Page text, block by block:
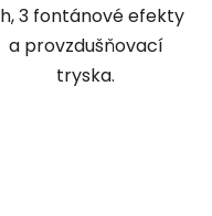
3 fontánové efekty
a provzdušňovací
tryska.